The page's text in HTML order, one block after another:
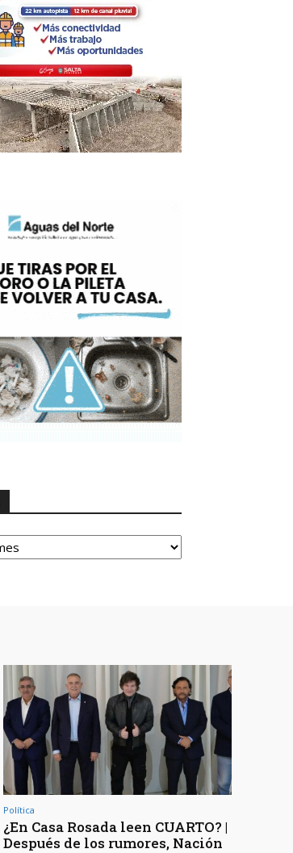
Política
¿En Casa Rosada leen CUARTO? |
Después de los rumores, Nación